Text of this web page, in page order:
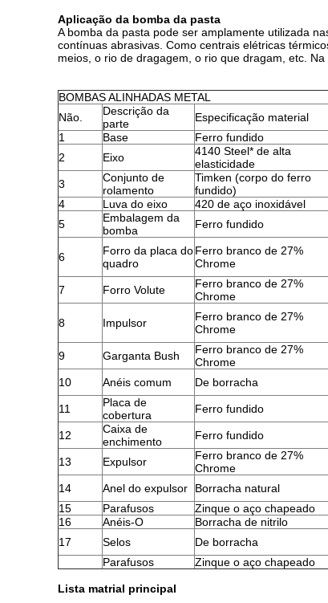
Aplicação da bomba da pasta
A bomba da pasta pode ser amplamente utilizada
contínuas abrasivas. Como centrais elétricas
meios, o rio de dragagem, o rio que dragam, etc.
BOMBAS ALINHADAS METAL
Não.
Descrição da
parte
Especificação material
1
Base Ferro fundido
2
Eixo
4140 Steel* de alta
elasticidade
3
Conjunto de
rolamento
Timken (corpo do ferro
fundido)
4
Luva do eixo 420 de aço inoxidável
5
Embalagem da
bomba
Ferro fundido
6
Forro da placa do
quadro
Ferro branco de 27%
Chrome
7 Forro Volute
Ferro branco de 27%
Chrome
8 Impulsor
Ferro branco de 27%
Chrome
9
Garganta Bush
Ferro branco de 27%
Chrome
10 Anéis comum De borracha
11
Placa de
cobertura
Ferro fundido
12
Caixa de
enchimento
Ferro fundido
13
Expulsor
Ferro branco de 27%
Chrome
14 Anel do expulsor Borracha natural
15
Parafusos Zinque o aço chapeado
16
Anéis-O Borracha de nitrilo
17
Selos De borracha
Parafusos
Zinque o aço chapeado
Lista matrial principal